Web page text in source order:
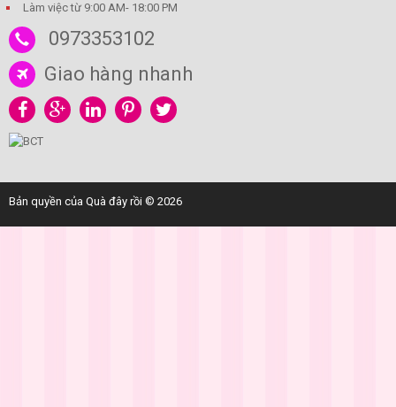
Làm việc từ 9:00 AM- 18:00 PM
0973353102
Giao hàng nhanh
Bản quyền của Quà đây rồi © 2026